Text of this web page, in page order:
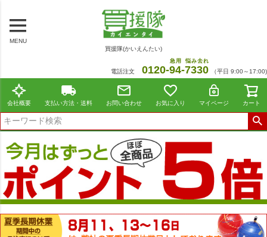
MENU
買援隊(かいえんたい)
電話注文 0120-94
急用
-7330
悩み去れ
（平日 9:00～17:00)
会社概要 支払い方法・送料 お問い合わせ お気に入り マイページ カート